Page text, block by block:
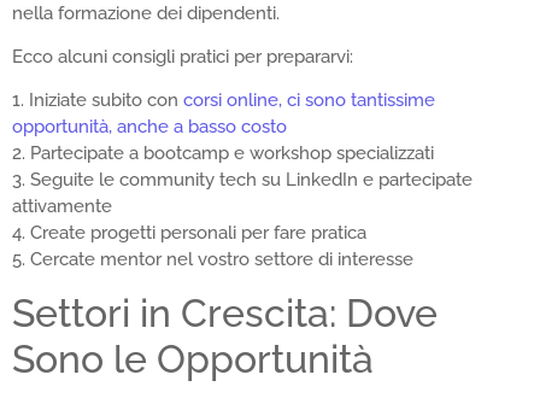
nella formazione dei dipendenti.
Ecco alcuni consigli pratici per prepararvi:
1. Iniziate subito con corsi online, ci sono tantissime
opportunità, anche a basso costo
2. Partecipate a bootcamp e workshop specializzati
3. Seguite le community tech su LinkedIn e partecipate
attivamente
4. Create progetti personali per fare pratica
5. Cercate mentor nel vostro settore di interesse
Settori in Crescita: Dove
Sono le Opportunità